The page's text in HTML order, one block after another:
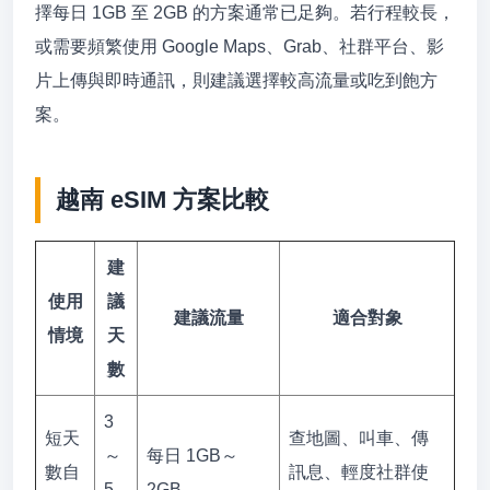
擇每日 1GB 至 2GB 的方案通常已足夠。若行程較長，
或需要頻繁使用 Google Maps、Grab、社群平台、影
片上傳與即時通訊，則建議選擇較高流量或吃到飽方
案。
越南 eSIM 方案比較
使用
情境
建
議
天
數
建議流量 適合對象
短天
數自
3
～
每日 1GB～
查地圖、叫車、傳
訊息、輕度社群使